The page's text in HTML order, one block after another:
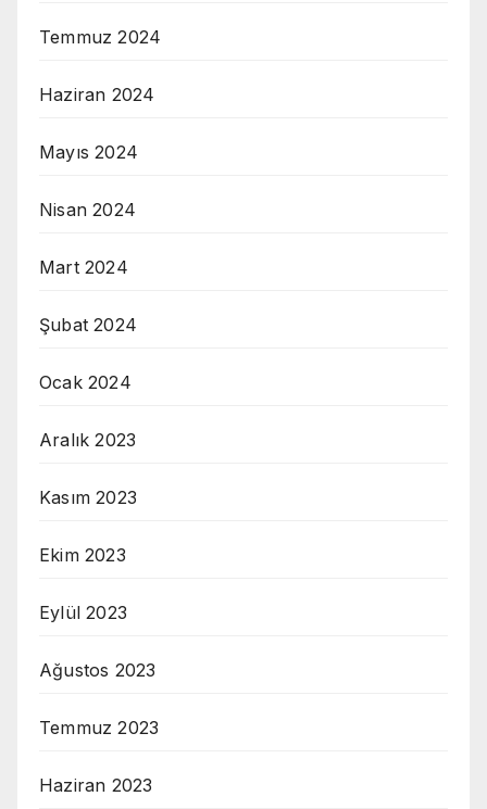
Temmuz 2024
Haziran 2024
Mayıs 2024
Nisan 2024
Mart 2024
Şubat 2024
Ocak 2024
Aralık 2023
Kasım 2023
Ekim 2023
Eylül 2023
Ağustos 2023
Temmuz 2023
Haziran 2023